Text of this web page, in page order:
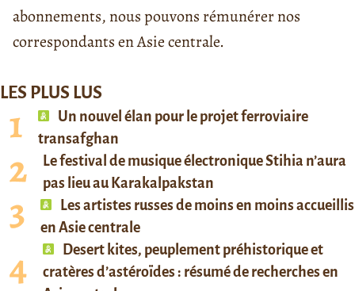
abonnements, nous pouvons rémunérer nos
correspondants en Asie centrale.
LES PLUS LUS
Un nouvel élan pour le projet ferroviaire
transafghan
Le festival de musique électronique Stihia n’aura
pas lieu au Karakalpakstan
Les artistes russes de moins en moins accueillis
en Asie centrale
Desert kites, peuplement préhistorique et
cratères d’astéroïdes : résumé de recherches en